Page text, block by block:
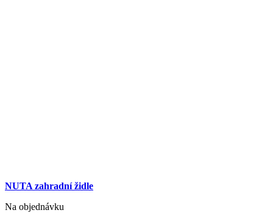
NUTA zahradní židle
Na objednávku